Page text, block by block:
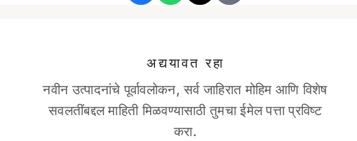
अद्ययावत रहा
नवीन उत्पादनांचे पूर्वावलोकन, सर्व जाहिरात मोहिम आणि विशेष
सवलतींबद्दल माहिती मिळवण्यासाठी तुमचा ईमेल पत्ता प्रविष्ट
करा.